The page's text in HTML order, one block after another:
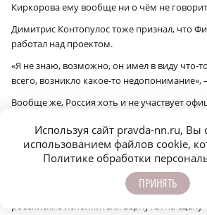
Киркорова ему вообще ни о чём не
Димитрис Контопулос тоже признал, что
работал над проектом.
«Я не знаю, возможно, он имел в виду что-
всего, возникло какое-то
Вообще же, Россия хоть и не участвует
прошлом году третье место досталось
представлял уроженец России Томми Кэш,
жительница Челябинска Алина Пязок. А в
объявлении победителей прошлых лет
выступлением Димы Билана. Фанаты
российские исполнители вернутся на сцену
Используя сайт pravda-nn.ru, Вы
использованием файлов cookie,
Политике обработки
ПРИНЯТЬ